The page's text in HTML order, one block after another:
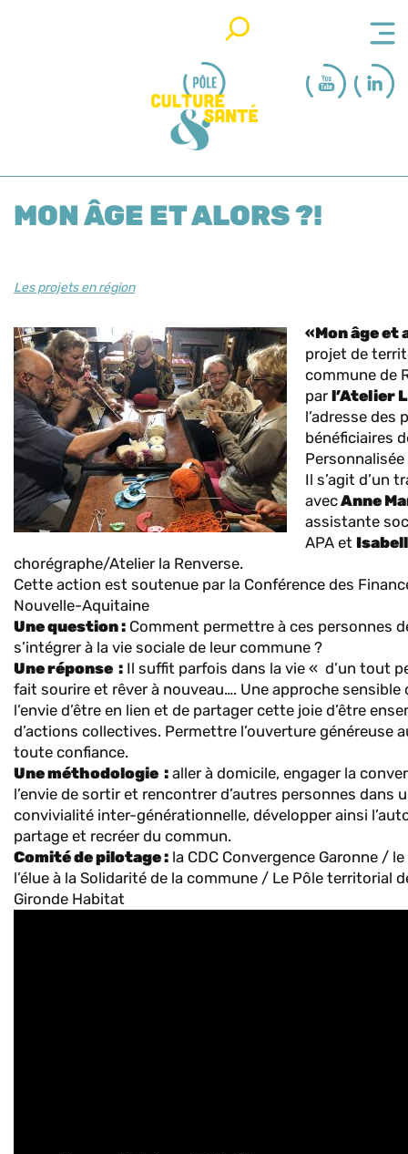
MON ÂGE ET ALORS ?!
Les projets en région
«Mon âge et
projet de
commune de
parl’Atelier
l’adresse des
bénéficiaires
Il s’agit d’un
avecAnne
assistante
APA et
chorégraphe/Atelier la Renverse.
Cette action est soutenue par la Conférence des
Nouvelle-Aquitaine
Une question : Comment permettre à ces personnes
s’intégrer à la vie sociale de leur commune ?
Une réponse : Il suffit parfois dans la vie « d’un tout
fait sourire et rêver à nouveau…. Une approche sensible
l’envie d’être en lien et de partager cette joie d’être
d’actions collectives. Permettre l’ouverture généreuse
toute confiance.
Une méthodologie : aller à domicile, engager la
l’envie de sortir et rencontrer d’autres personnes dans
convivialité inter-générationnelle, développer ainsi
partage et recréer du commun.
Comité de pilotage : la CDC Convergence Garonne /
l’élue à la Solidarité de la commune / Le Pôle territorial
Gironde Habitat